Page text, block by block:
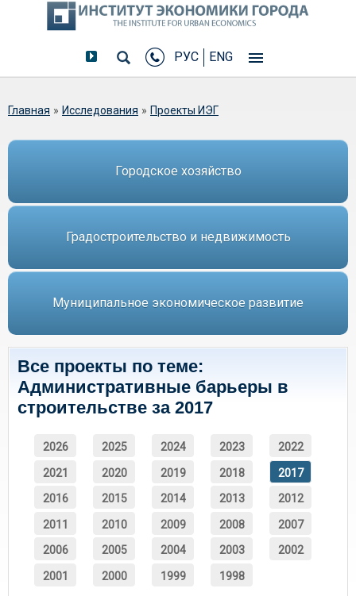
РУС ENG
Вы здесь
Главная » Исследования » Проекты ИЭГ
Городское хозяйство
Градостроительство и недвижимость
Муниципальное экономическое развитие
Все проекты по теме:
Административные барьеры в
строительстве за 2017
2026 2025 2024 2023 2022
2021 2020 2019 2018 2017
2016 2015 2014 2013 2012
2011 2010 2009 2008 2007
2006 2005 2004 2003 2002
2001 2000 1999 1998